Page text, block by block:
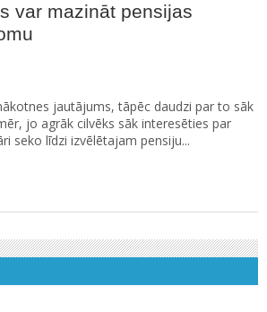
var mazināt pensijas
jautājums, tāpēc daudzi par to sāk
jo agrāk cilvēks sāk interesēties par
seko līdzi izvēlētajam pensiju...